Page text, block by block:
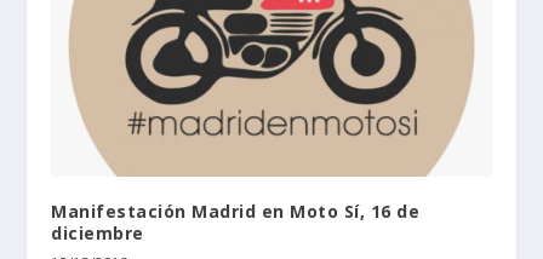
Manifestación Madrid en Moto Sí, 16 de
diciembre